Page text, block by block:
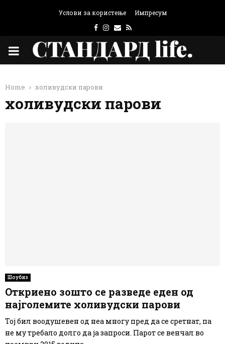
Услови за користење Импресум
Facebook
Instagram
Email
Rss
PRIMARY
Home холивудски парови
холивудски парови
Шоубиз
Откриено зошто се разведе еден од
најголемите холивудски парови
Тој бил воодушевен од неа многу пред да се сретнат, па
не му требало долго да ја запроси. Парот се венчал во